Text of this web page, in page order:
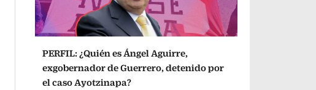
PERFIL: ¿Quién es Ángel Aguirre,
exgobernador de Guerrero, detenido por
el caso Ayotzinapa?